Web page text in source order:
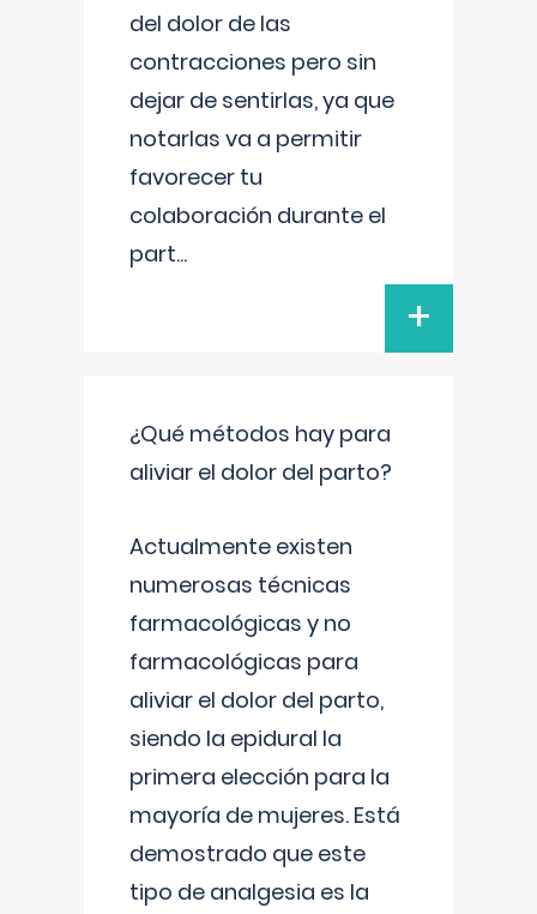
del dolor de las
contracciones pero sin
dejar de sentirlas, ya que
notarlas va a permitir
favorecer tu
colaboración durante el
part...
+
¿Qué métodos hay para
aliviar el dolor del parto?
Actualmente existen
numerosas técnicas
farmacológicas y no
farmacológicas para
aliviar el dolor del parto,
siendo la epidural la
primera elección para la
mayoría de mujeres. Está
demostrado que este
tipo de analgesia es la